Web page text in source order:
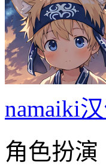
namaiki
角色扮演